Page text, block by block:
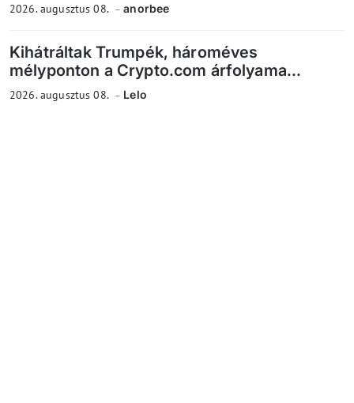
2026. augusztus 08. anorbee
Kihátráltak Trumpék, hároméves
mélyponton a Crypto.com árfolyama...
2026. augusztus 08. Lelo